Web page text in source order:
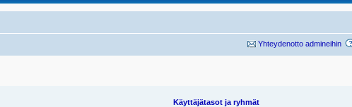
Yhteydenotto admineihin
Käyttäjätasot ja ryhmät